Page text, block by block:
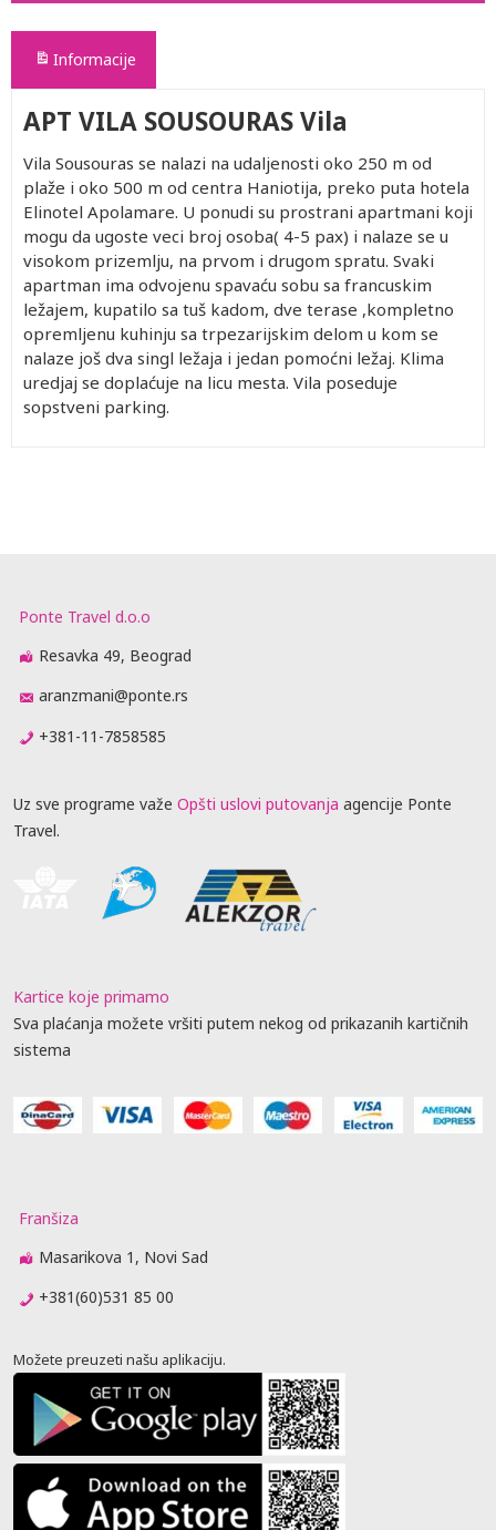
Informacije
APT VILA SOUSOURAS Vila
Vila Sousouras se nalazi na udaljenosti oko 250 m od
plaže i oko 500 m od centra Haniotija, preko puta hotela
Elinotel Apolamare. U ponudi su prostrani apartmani koji
mogu da ugoste veci broj osoba( 4-5 pax) i nalaze se u
visokom prizemlju, na prvom i drugom spratu. Svaki
apartman ima odvojenu spavaću sobu sa francuskim
ležajem, kupatilo sa tuš kadom, dve terase ,kompletno
opremljenu kuhinju sa trpezarijskim delom u kom se
nalaze još dva singl ležaja i jedan pomoćni ležaj. Klima
uredjaj se doplaćuje na licu mesta. Vila poseduje
sopstveni parking.
Ponte Travel d.o.o
Resavka 49, Beograd
aranzmani@ponte.rs
+381-11-7858585
Uz sve programe važe Opšti uslovi putovanja agencije Ponte
Travel.
Kartice koje primamo
Sva plaćanja možete vršiti putem nekog od prikazanih kartičnih
sistema
Franšiza
Masarikova 1, Novi Sad
+381(60)531 85 00
Možete preuzeti našu aplikaciju.